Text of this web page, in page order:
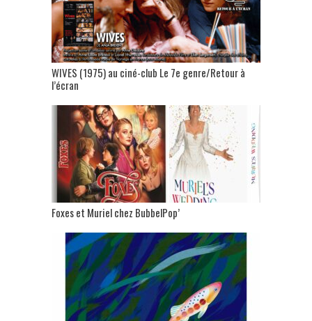
WIVES (1975) au ciné-club Le 7e genre/Retour à
l’écran
Foxes et Muriel chez BubbelPop’